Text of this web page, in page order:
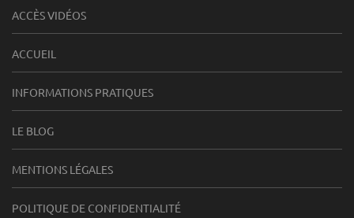
ACCÈS VIDÉOS
ACCUEIL
INFORMATIONS PRATIQUES
LE BLOG
MENTIONS LÉGALES
POLITIQUE DE CONFIDENTIALITÉ